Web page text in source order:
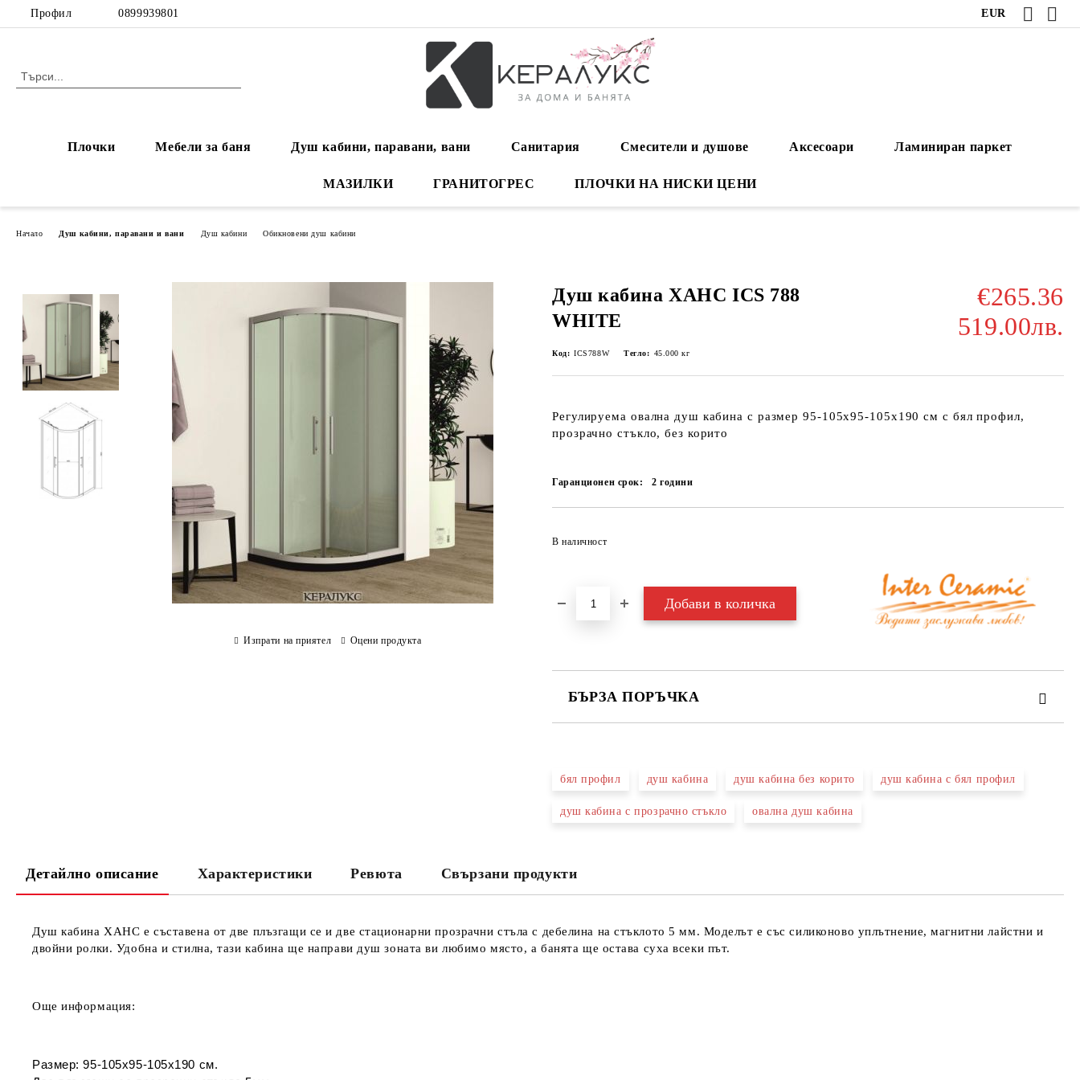
Профил 0899939801 EUR
Плочки Мебели за баня Душ кабини, паравани, вани Санитария Смесители и душове Аксесоари Ламиниран паркет
МАЗИЛКИ ГРАНИТОГРЕС ПЛОЧКИ НА НИСКИ ЦЕНИ
Начало Душ кабини, паравани и вани Душ кабини Обикновени душ кабини
Душ кабина ХАНС ICS 788
WHITE
€265.36
519.00лв.
Код: ICS788W Тегло: 45.000 кг
Регулируема овална душ кабина с размер 95-105х95-105х190 см с бял профил,
прозрачно стъкло, без корито
Гаранционен срок: 2години
В наличност
БЪРЗА ПОРЪЧКА
Съгласен съм сПолитиката за лични данни
бял профил душ кабина душ кабина без корито душ кабина с бял профил
душ кабина с прозрачно стъкло овална душ кабина
Изпрати на приятел Оцени продукта
Детайлно описание Характеристики Ревюта Свързани продукти
Душ кабина ХАНС е съставена от две плъзгащи се и две стационарни прозрачни стъла с дебелина на стъклото 5 мм. Моделът е със силиконово уплътнение, магнитни лайстни и
двойни ролки. Удобна и стилна, тази кабина ще направи душ зоната ви любимо място, а банята ще остава суха всеки път.
Още информация:
Размер: 95-105х95-105х190 см.